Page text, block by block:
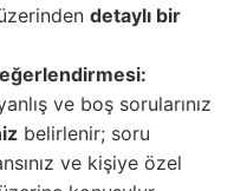
detaylı bir
ve boş sorularınız
belirlenir; soru
ve kişiye özel